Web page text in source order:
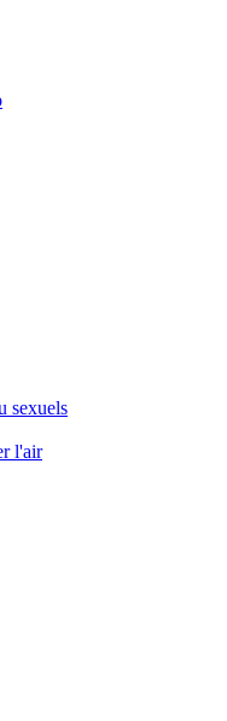
sexuels
l'air